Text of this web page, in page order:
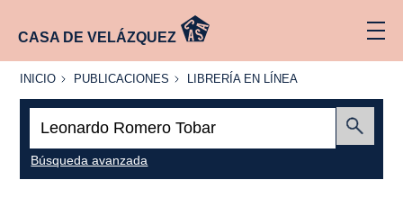
CASA DE VELÁZQUEZ
INICIO
INICIO PUBLICACIONES
PUBLICACIONES
LIBRERÍA
LÍNEA
LIBRERÍA EN LÍNEA
Búsqueda avanzada